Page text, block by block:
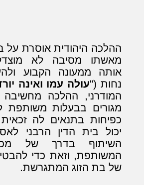
ההלכה היהודית אוסרת
מאשתו מסיבה לא
אותה ממעונה הקבוע
נחות ("עולה עמו ואינה
המודרני, ההלכה
מגורים בבעלות משותפת
כפיחות בתנאים לה
יכול בית הדין הרבני
השיתוף בדרך של
המשותפת, וזאת כדי
של בת הזוג המתגרשת.